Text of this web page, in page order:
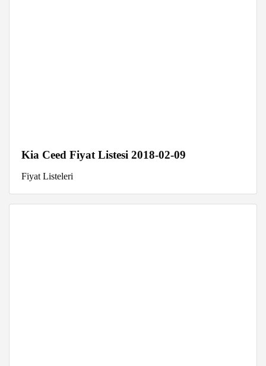
Kia Ceed Fiyat Listesi 2018-02-09
Fiyat Listeleri